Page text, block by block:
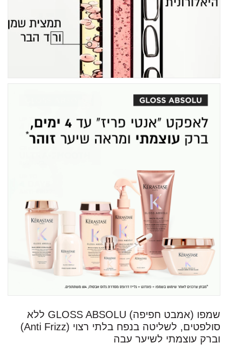
שמפו (אמבט חפיפה) GLOSS ABSOLU ללא
סולפטים, לשליטה בנפח בלתי רצוי (Anti Frizz)
וברק עוצמתי לשיער עבה